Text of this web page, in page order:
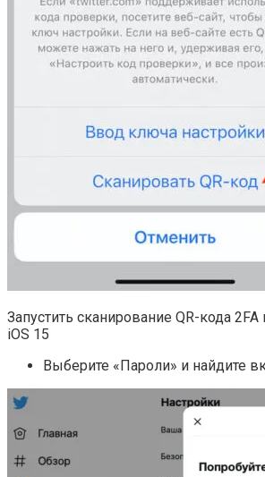
Запустить сканирование QR-кода
iOS 15
Выберите «Пароли» и найдите